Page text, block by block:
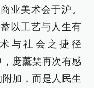
业美术会于沪。
以工艺与人生有
与社会之捷径
庞薰琹再次有感
加，而是人民生